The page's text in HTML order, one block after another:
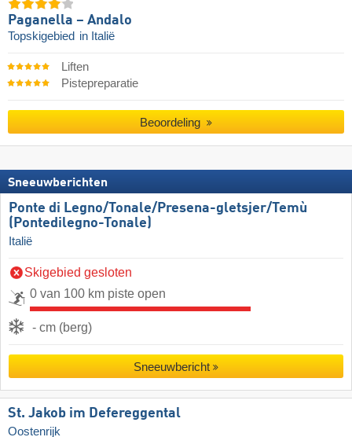
Paganella – Andalo
Topskigebied in Italië
Liften
Pistepreparatie
Beoordeling
Sneeuwberichten
Ponte di Legno/​​Tonale/​​Presena-gletsjer/​​Temù
(Pontedilegno-Tonale)
Italië
Skigebied gesloten
0 van 100 km piste open
- cm (berg)
Sneeuwbericht
St. Jakob im Defereggental
Oostenrijk